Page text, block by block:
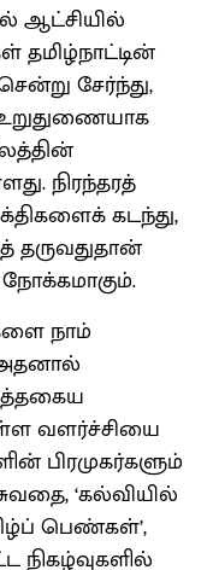
ஆட்சியில்
தமிழ்நாட்டின்
சேர்ந்து,
நிரந்தரத்
கடந்து,
தருவதுதான்
நாம்
வளர்ச்சியை
பிரமுகர்களும்
‘கல்வியில்
பெண்கள்’,
நிகழ்வுகளில்